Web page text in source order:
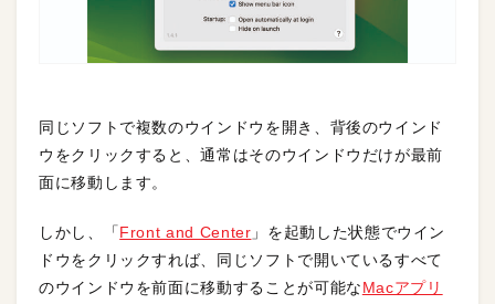
同じソフトで複数のウインドウを開き、背後のウインド
ウをクリックすると、通常はそのウインドウだけが最前
面に移動します。
しかし、「Front and Center 」を起動した状態でウイン
ドウをクリックすれば、同じソフトで開いているすべて
のウインドウを前面に移動することが可能なMacアプリ